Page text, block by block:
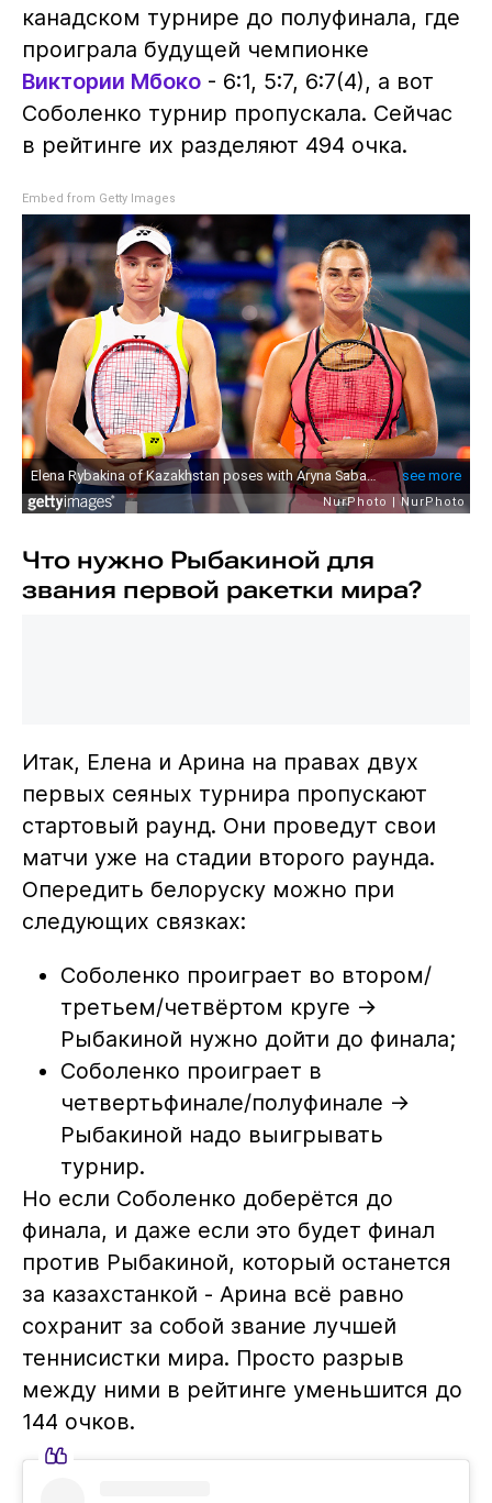
канадском турнире до полуфинала, где
проиграла будущей чемпионке
Виктории Мбоко- 6:1, 5:7, 6:7(4), а вот
Соболенко турнир пропускала. Сейчас
в рейтинге их разделяют 494 очка.
Embed from Getty Images
Что нужно Рыбакиной для
звания первой ракетки мира?
Итак, Елена и Арина на правах двух
первых сеяных турнира пропускают
стартовый раунд. Они проведут свои
матчи уже на стадии второго раунда.
Опередить белоруску можно при
следующих связках:
Соболенко проиграет во втором/
третьем/четвёртом круге ->
Рыбакиной нужно дойти до финала;
Соболенко проиграет в
четвертьфинале/полуфинале ->
Рыбакиной надо выигрывать
турнир.
Но если Соболенко доберётся до
финала, и даже если это будет финал
против Рыбакиной, который останется
за казахстанкой - Арина всё равно
сохранит за собой звание лучшей
теннисистки мира. Просто разрыв
между ними в рейтинге уменьшится до
144 очков.